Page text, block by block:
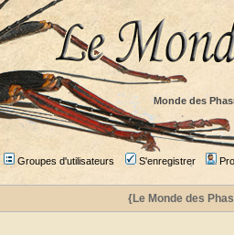
Monde des
Groupes d'utilisateurs S'enregistrer
{Le Monde des